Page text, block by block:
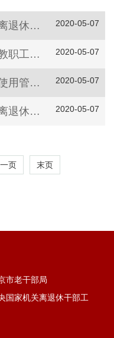
2020-05-07
关于印发《北京大学医学部离退休教职工困难补助办法》的通知
2020-05-07
关于转发《北京大学离退休教职工社团管理办法》 和印发《北京大学医学部离退休教职工社团管理补充规定》的通知
2020-05-07
北京大学离退休人员活动费使用管理规定
2020-05-07
关于印发《北京大学医学部离退休人员政治、生活待遇保障办法》的通知
页 末页
市老干部局
国家机关离退休干部工